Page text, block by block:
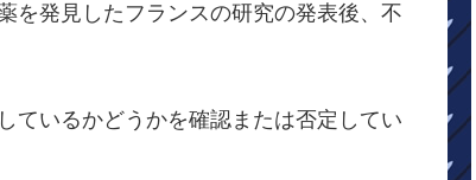
を発見したフランスの研究の発表後、不
ているかどうかを確認または否定してい